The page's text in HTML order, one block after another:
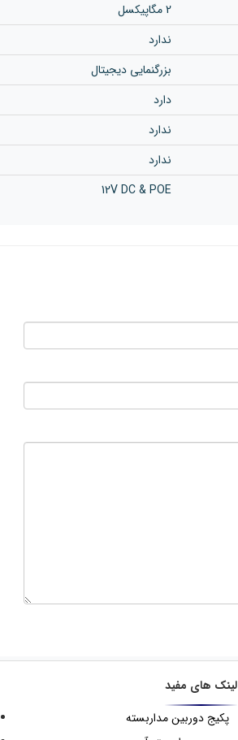
2 مگاپیکسل
ندارد
بزرگنمایی دیجیتال
دارد
ندارد
ندارد
12V DC & POE
لینک های مفید
پکیج دوربین مداربسته